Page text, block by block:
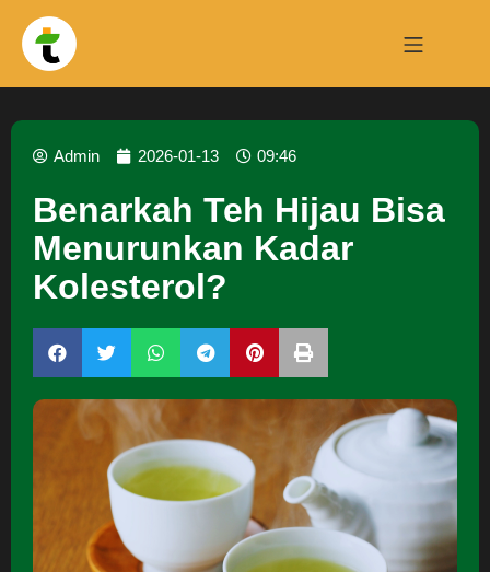
Admin 2026-01-13 09:46
Benarkah Teh Hijau Bisa
Menurunkan Kadar
Kolesterol?